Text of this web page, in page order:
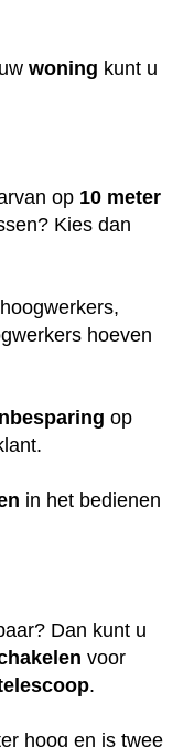
woning kunt u
op 10 meter
Kies dan
hoeven
op
in het bedienen
Dan kunt u
voor
.
hoog en is twee